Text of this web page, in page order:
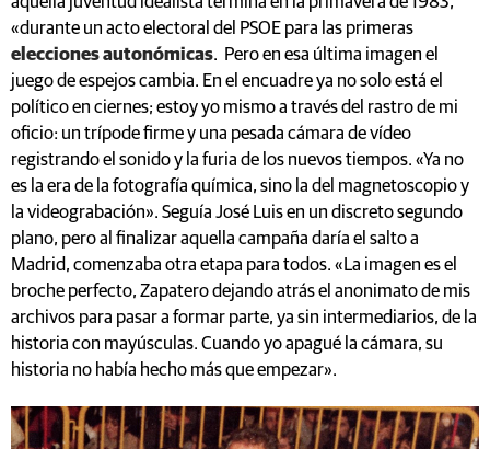
«durante un acto electoral del PSOE para las primeras
elecciones autonómicas. Pero en esa última imagen el
juego de espejos cambia. En el encuadre ya no solo está el
político en ciernes; estoy yo mismo a través del rastro de mi
oficio: un trípode firme y una pesada cámara de vídeo
registrando el sonido y la furia de los nuevos tiempos. «Ya no
es la era de la fotografía química, sino la del magnetoscopio y
la videograbación». Seguía José Luis en un discreto segundo
plano, pero al finalizar aquella campaña daría el salto a
Madrid, comenzaba otra etapa para todos. «La imagen es el
broche perfecto, Zapatero dejando atrás el anonimato de mis
archivos para pasar a formar parte, ya sin intermediarios, de la
historia con mayúsculas. Cuando yo apagué la cámara, su
historia no había hecho más que empezar».